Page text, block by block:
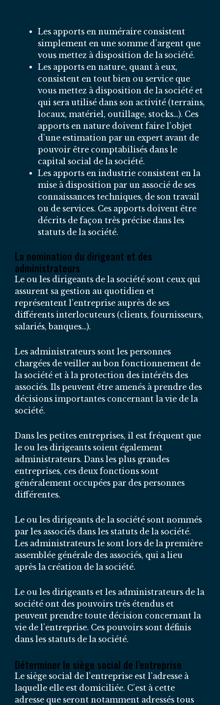
Les apports en numéraire consistent
simplement en une somme d’argent que
vous mettez à disposition de la société.
Les apports en nature, quant à eux,
consistent en tout bien ou service que
vous mettez à disposition de la société et
qui sera utilisé dans son activité (terrains,
locaux, matériel, outillage, stocks…). Ces
apports en nature doivent faire l’objet
d’une estimation par un expert avant de
pouvoir être comptabilisés dans le
capital social de la société.
Les apports en industrie consistent en la
mise à disposition par un associé de ses
connaissances techniques, de son travail
ou de services. Ces apports doivent être
décrits de façon très précise dans les
statuts de la société.
La nomination du dirigeant et des
administrateurs
Le ou les dirigeants de la société sont ceux qui
assurent sa gestion au quotidien et
représentent l’entreprise auprès de ses
différents interlocuteurs (clients, fournisseurs,
salariés, banques…).
Les administrateurs sont les personnes
chargées de veiller au bon fonctionnement de
la société et à la protection des intérêts des
associés. Ils peuvent être amenés à prendre des
décisions importantes concernant la vie de la
société.
Dans les petites entreprises, il est fréquent que
le ou les dirigeants soient également
administrateurs. Dans les plus grandes
entreprises, ces deux fonctions sont
généralement occupées par des personnes
différentes.
Le ou les dirigeants de la société sont nommés
par les associés dans les statuts de la société.
Les administrateurs le sont lors de la première
assemblée générale des associés, qui a lieu
après la création de la société.
Le ou les dirigeants et les administrateurs de la
société ont des pouvoirs très étendus et
peuvent prendre toute décision concernant la
vie de l’entreprise. Ces pouvoirs sont définis
dans les statuts de la société.
Déterminer le siège social de l’entreprise
Le siège social de l’entreprise est l’adresse à
laquelle elle est domiciliée. C’est à cette
adresse que seront notamment adressés tous